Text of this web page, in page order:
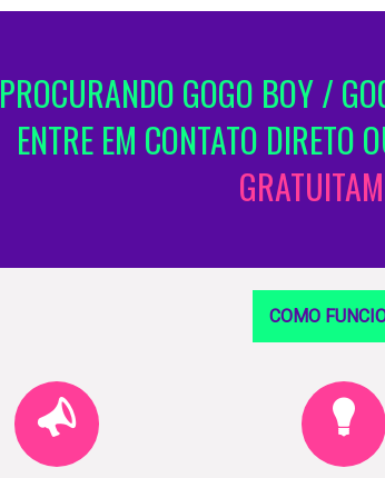
PROCURANDO GOGO BOY /
ENTRE EM CONTATO DIRETO
COMO